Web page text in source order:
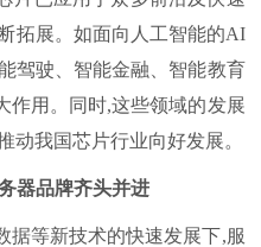
拓展。如面向人工智能的AI
驾驶、智能金融、智能教育
作用。同时,这些领域的发展
动我国芯片行业向好发展。
器品牌齐头并进
等新技术的快速发展下,服